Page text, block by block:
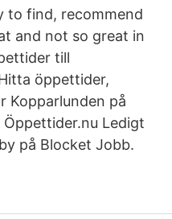
to find, recommend
and not so great in
till
öppettider,
Kopparlunden på
Ledigt
på Blocket Jobb.